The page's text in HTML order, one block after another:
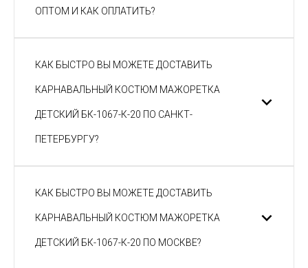
ОПТОМ И КАК ОПЛАТИТЬ?
КАК БЫСТРО ВЫ МОЖЕТЕ ДОСТАВИТЬ
КАРНАВАЛЬНЫЙ КОСТЮМ МАЖОРЕТКА
ДЕТСКИЙ БК-1067-К-20 ПО САНКТ-
ПЕТЕРБУРГУ?
КАК БЫСТРО ВЫ МОЖЕТЕ ДОСТАВИТЬ
КАРНАВАЛЬНЫЙ КОСТЮМ МАЖОРЕТКА
ДЕТСКИЙ БК-1067-К-20 ПО МОСКВЕ?